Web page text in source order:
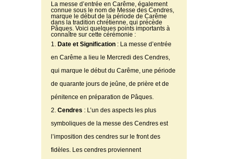
La messe d’entrée en Carême, également
connue sous le nom de Messe des Cendres,
marque le début de la période de Carême
dans la tradition chrétienne, qui précède
Pâques. Voici quelques points importants à
connaître sur cette cérémonie :
Date et Signification: La messe d’entrée
en Carême a lieu le Mercredi des Cendres,
qui marque le début du Carême, une période
de quarante jours de jeûne, de prière et de
pénitence en préparation de Pâques.
Cendres : L’un des aspects les plus
symboliques de la messe des Cendres est
l’imposition des cendres sur le front des
fidèles. Les cendres proviennent